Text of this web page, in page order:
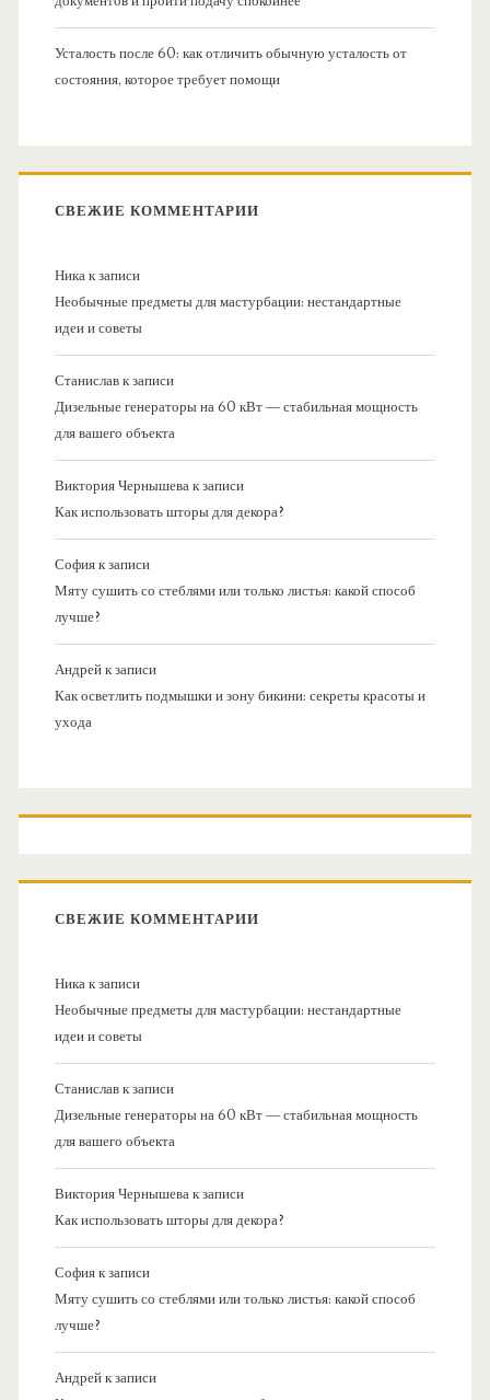
Усталость после 60: как отличить обычную усталость от
состояния, которое требует помощи
СВЕЖИЕ КОММЕНТАРИИ
Никак записи
Необычные предметы для мастурбации: нестандартные
идеи и советы
Станиславк записи
Дизельные генераторы на 60 кВт — стабильная мощность
для вашего объекта
Виктория Чернышевак записи
Как использовать шторы для декора?
Софияк записи
Мяту сушить со стеблями или только листья: какой способ
лучше?
Андрейк записи
Как осветлить подмышки и зону бикини: секреты красоты и
ухода
СВЕЖИЕ КОММЕНТАРИИ
Никак записи
Необычные предметы для мастурбации: нестандартные
идеи и советы
Станиславк записи
Дизельные генераторы на 60 кВт — стабильная мощность
для вашего объекта
Виктория Чернышевак записи
Как использовать шторы для декора?
Софияк записи
Мяту сушить со стеблями или только листья: какой способ
лучше?
Андрейк записи